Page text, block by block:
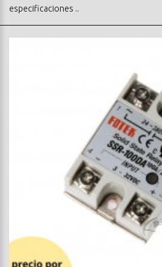
especificaciones ..